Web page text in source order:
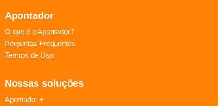
Apontador
O que é o Apontador?
Perguntas Frequentes
Termos de Uso
Nossas soluções
Apontador +